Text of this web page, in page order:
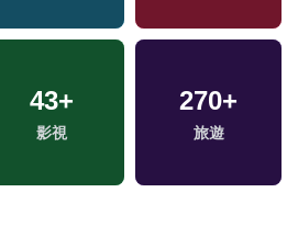
43+
影視
270+
旅遊